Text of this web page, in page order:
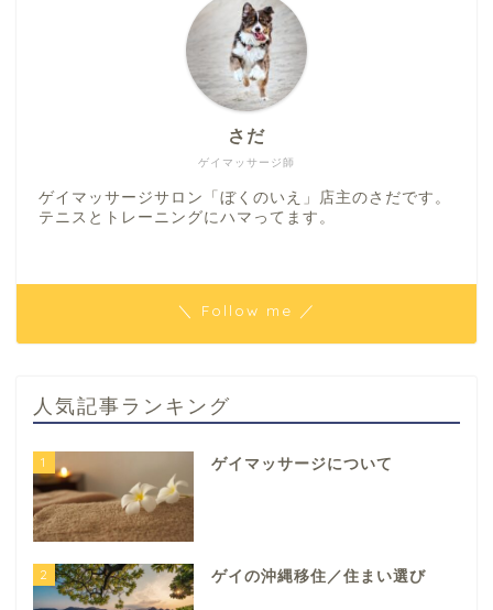
ゲイマッサージ師
さだ
ゲイマッサージサロン「ぼくのいえ」店主のさだです。
テニスとトレーニングにハマってます。
＼ Follow me ／
人気記事ランキング
1 ゲイマッサージについて
2 ゲイの沖縄移住／住まい選び